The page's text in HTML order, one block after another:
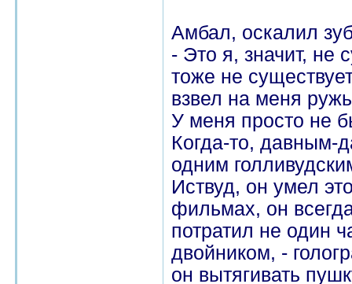
Амбал, оскалил
- Это я, значит, не
тоже не
взвел на меня
У меня просто не
Когда-то, давным-
одним
Иствуд, он умел
фильмах, он
потратил не один
двойником, -
он вытягивать